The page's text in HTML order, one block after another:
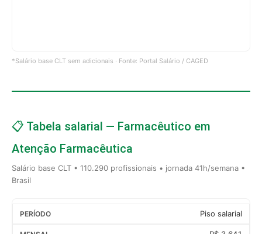
*Salário base CLT sem adicionais · Fonte: Portal Salário / CAGED
📋 Tabela salarial — Farmacêutico em
Atenção Farmacêutica
Salário base CLT • 110.290 profissionais • jornada 41h/semana •
Brasil
Piso salarial